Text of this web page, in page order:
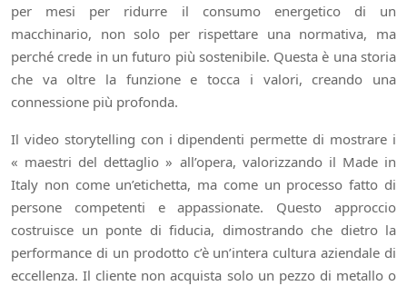
per mesi per ridurre il consumo energetico di un
macchinario, non solo per rispettare una normativa, ma
perché crede in un futuro più sostenibile. Questa è una storia
che va oltre la funzione e tocca i valori, creando una
connessione più profonda.
Il video storytelling con i dipendenti permette di mostrare i
« maestri del dettaglio » all’opera, valorizzando il Made in
Italy non come un’etichetta, ma come un processo fatto di
persone competenti e appassionate. Questo approccio
costruisce un ponte di fiducia, dimostrando che dietro la
performance di un prodotto c’è un’intera cultura aziendale di
eccellenza. Il cliente non acquista solo un pezzo di metallo o